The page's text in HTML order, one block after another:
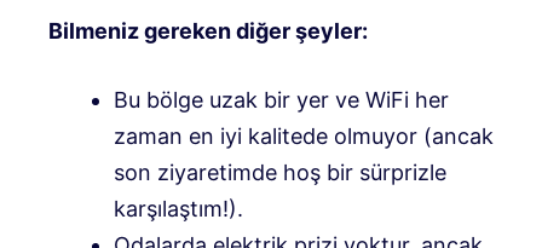
Bilmeniz gereken diğer şeyler:
Bu bölge uzak bir yer ve WiFi her
zaman en iyi kalitede olmuyor (ancak
son ziyaretimde hoş bir sürprizle
karşılaştım!).